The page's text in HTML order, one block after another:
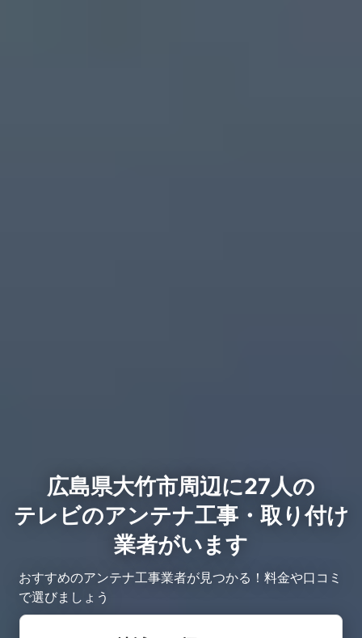
広島県大竹市周辺に27人の
テレビのアンテナ工事・取り付け
業者がいます
おすすめのアンテナ工事業者が見つかる！料金や口コミ
で選びましょう